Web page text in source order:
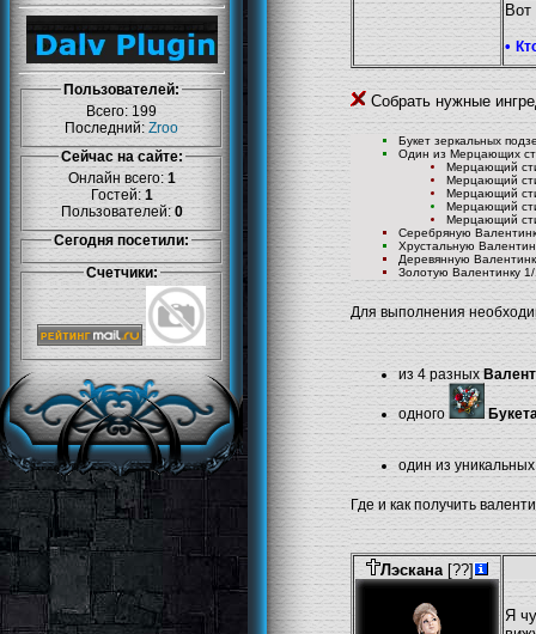
Пользователей:
Всего: 199
Последний:Zroo
Сейчас на сайте:
Онлайн всего:1
Гостей: 1
Пользователей:0
Сегодня посетили:
Счетчики:
•
Собрать нужные
Букет зеркальных
Один из Мерцающих
Мерцающий
Мерцающий
Мерцающий
Мерцающий
Мерцающий
Серебряную
Хрустальную
Деревянную
Золотую Валентинку
Для выполнения
из 4 разных
одного
один из
Где и как получить
Лэскана [??]
Я